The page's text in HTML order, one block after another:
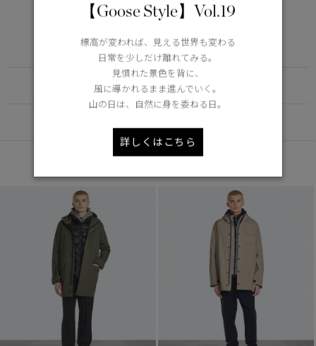
5°C / -5°C
Learn more about TEI
FUNCTION
あなたへのおすすめ
【Goose Style】Vol.19
標高が変われば、見える世界も変わる
日常を少しだけ離れてみる。
見慣れた景色を背に、
風に導かれるまま進んでいく。
山の日は、自然に身を委ねる日。
詳しくはこちら